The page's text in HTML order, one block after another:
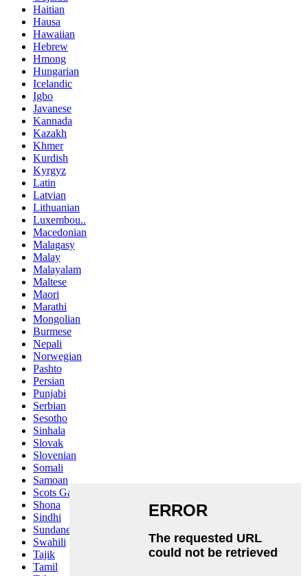
Haitian
Hausa
Hawaiian
Hebrew
Hmong
Hungarian
Icelandic
Igbo
Javanese
Kannada
Kazakh
Khmer
Kurdish
Kyrgyz
Latin
Latvian
Lithuanian
Luxembou..
Macedonian
Malagasy
Malay
Malayalam
Maltese
Maori
Marathi
Mongolian
Burmese
Nepali
Norwegian
Pashto
Persian
Punjabi
Serbian
Sesotho
Sinhala
Slovak
Slovenian
Somali
Samoan
Scots Gaelic
Shona
Sindhi
Sundanese
Swahili
Tajik
Tamil